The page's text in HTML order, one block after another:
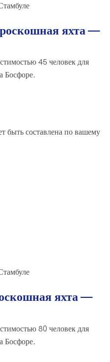
яхта —
45 человек для
Босфоре.
быть составлена по вашему
яхта —
80 человек для
Босфоре.